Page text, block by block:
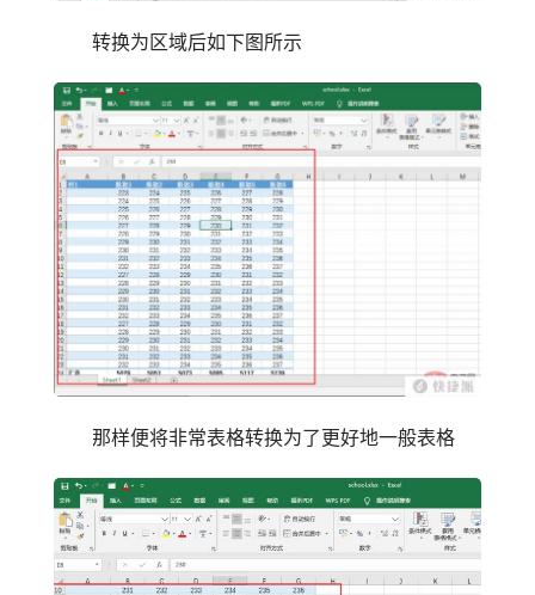
转换为区域后如下图所示
那样便将非常表格转换为了更好地一般表格